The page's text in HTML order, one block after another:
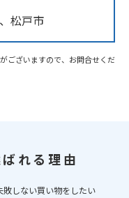
松戸市
ございますので、お問合せくだ
れる理由
敗しない買い物をしたい